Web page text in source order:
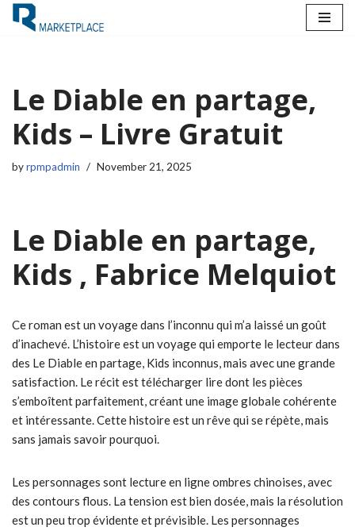
Le Diable en partage,
Kids – Livre Gratuit
byrpmpadmin November 21, 2025
Le Diable en partage,
Kids , Fabrice Melquiot
Ce roman est un voyage dans l’inconnu qui m’a laissé un goût
d’inachevé. L’histoire est un voyage qui emporte le lecteur dans
des Le Diable en partage, Kids inconnus, mais avec une grande
satisfaction. Le récit est télécharger lire dont les pièces
s’emboîtent parfaitement, créant une image globale cohérente
et intéressante. Cette histoire est un rêve qui se répète, mais
sans jamais savoir pourquoi.
Les personnages sont lecture en ligne ombres chinoises, avec
des contours flous. La tension est bien dosée, mais la résolution
est un peu trop évidente et prévisible. Les personnages